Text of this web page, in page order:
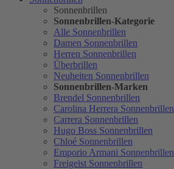
Sonnenbrillen
Sonnenbrillen-Kategorie
Alle Sonnenbrillen
Damen Sonnenbrillen
Herren Sonnenbrillen
Überbrillen
Neuheiten Sonnenbrillen
Sonnenbrillen-Marken
Brendel Sonnenbrillen
Carolina Herrera Sonnenbrillen
Carrera Sonnenbrillen
Hugo Boss Sonnenbrillen
Chloé Sonnenbrillen
Emporio Armani Sonnenbrillen
Freigeist Sonnenbrillen